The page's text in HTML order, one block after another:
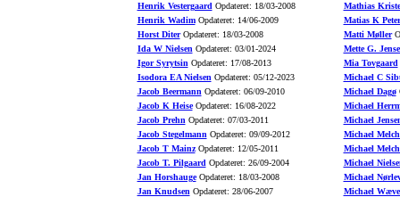
Henrik Vestergaard Opdateret: 18/03-2008
Henrik WadimOpdateret: 14/06-2009
Horst DiterOpdateret: 18/03-2008
Ida W Nielsen Opdateret: 03/01-2024
Igor Syrytsin Opdateret: 17/08-2013
Isodora EA Nielsen Opdateret: 05/12-2023
Jacob Beermann Opdateret: 06/09-2010
Jacob K HeiseOpdateret: 16/08-2022
Jacob Prehn Opdateret: 07/03-2011
Jacob Stegelmann Opdateret: 09/09-2012
Jacob T MainzOpdateret: 12/05-2011
Jacob T. Pilgaard Opdateret: 26/09-2004
Jan HorshaugeOpdateret: 18/03-2008
Jan Knudsen Opdateret: 28/06-2007
Mathias
Matias K
Matti Møller
Mette G.
Mia Tovgaard
Michael C
Michael Dagø
Michael
Michael
Michael
Michael
Michael
Michael
Michael